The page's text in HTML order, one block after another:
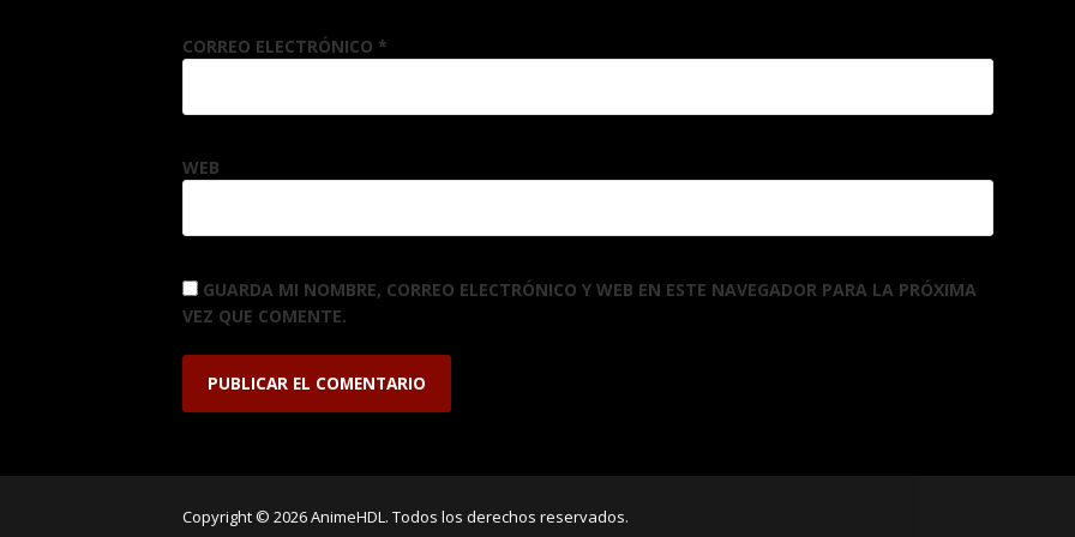
CORREO ELECTRÓNICO *
WEB
GUARDA MI NOMBRE, CORREO ELECTRÓNICO Y WEB EN ESTE NAVEGADOR PARA LA PRÓXIMA
VEZ QUE COMENTE.
Copyright © 2026 AnimeHDL. Todos los derechos reservados.